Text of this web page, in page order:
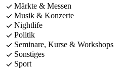
Märkte & Messen
Musik & Konzerte
Nightlife
Politik
Seminare, Kurse & Workshops
Sonstiges
Sport